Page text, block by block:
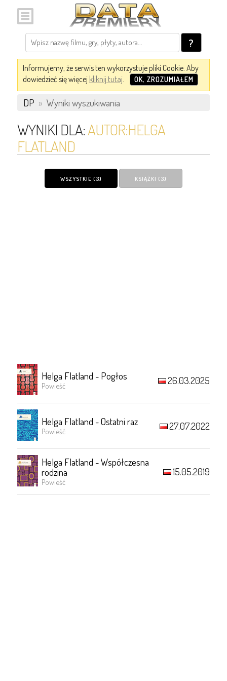
?
Informujemy, że serwis ten wykorzystuje pliki Cookie. Aby
dowiedzieć się więcej kliknij tutaj. OK, ZROZUMIAŁEM
DP » Wyniki wyszukiwania
WYNIKI DLA:AUTOR:HELGA
FLATLAND
WSZYSTKIE (3) KSIĄŻKI (3)
Helga Flatland - Pogłos
Powieść 26.03.2025
Helga Flatland - Ostatni raz
Powieść 27.07.2022
Helga Flatland - Współczesna
rodzina
Powieść
15.05.2019